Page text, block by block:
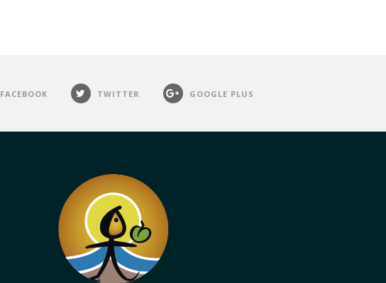
FACEBOOK TWITTER GOOGLE PLUS